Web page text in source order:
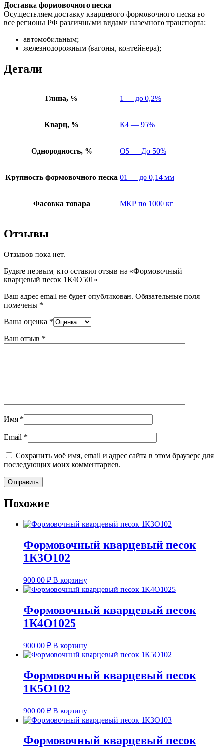
Доставка формовочного песка
Осуществляем доставку кварцевого формовочного песка во
все регионы РФ различными видами наземного транспорта:
автомобильным;
железнодорожным (вагоны, контейнера);
Детали
Глина, % 1 — до 0,2%
Кварц, % К4 — 95%
Однородность, % О5 — До 50%
Крупность формовочного песка 01 — до 0,14 мм
Фасовка товара МКР по 1000 кг
Отзывы
Отзывов пока нет.
Будьте первым, кто оставил отзыв на «Формовочный
кварцевый песок 1К4О501»
Ваш адрес email не будет опубликован. Обязательные поля
помечены *
Ваша оценка *
Ваш отзыв *
Имя *
Email *
Сохранить моё имя, email и адрес сайта в этом браузере для
последующих моих комментариев.
Похожие
Формовочный кварцевый песок
1К3О102
900.00 ₽ В корзину
Формовочный кварцевый песок
1К4О1025
900.00 ₽ В корзину
Формовочный кварцевый песок
1К5О102
900.00 ₽ В корзину
Формовочный кварцевый песок